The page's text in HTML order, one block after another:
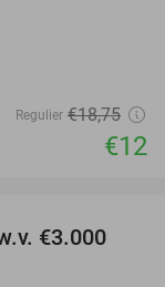
Regulier €18,75
€12
€3.000